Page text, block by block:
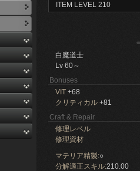
ITEM LEVEL 210
白魔道士
Lv 60～
Bonuses
VIT +68
クリティカル +81
Craft & Repair
修理レベル
修理資材
マテリア精製:○
分解適正スキル:210.00